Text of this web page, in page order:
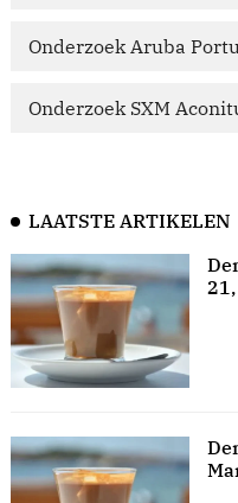
Onderzoek Aruba
Onderzoek SXM
LAATSTE ARTIKELEN